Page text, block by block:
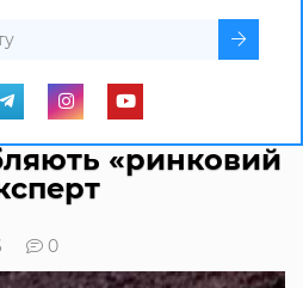
«ринковий
0